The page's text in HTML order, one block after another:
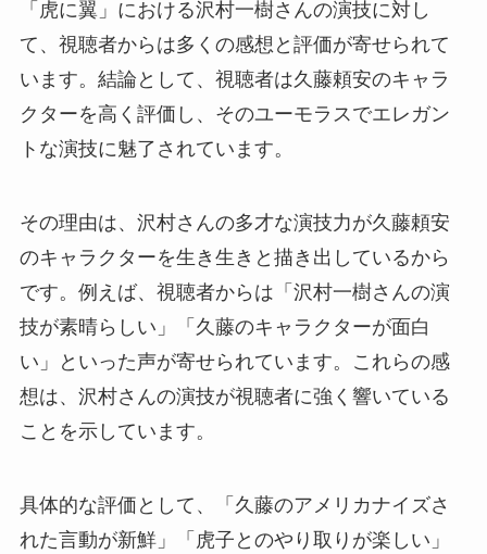
「虎に翼」における沢村一樹さんの演技に対し
て、視聴者からは多くの感想と評価が寄せられて
います。結論として、視聴者は久藤頼安のキャラ
クターを高く評価し、そのユーモラスでエレガン
トな演技に魅了されています。
その理由は、沢村さんの多才な演技力が久藤頼安
のキャラクターを生き生きと描き出しているから
です。例えば、視聴者からは「沢村一樹さんの演
技が素晴らしい」「久藤のキャラクターが面白
い」といった声が寄せられています。これらの感
想は、沢村さんの演技が視聴者に強く響いている
ことを示しています。
具体的な評価として、「久藤のアメリカナイズさ
れた言動が新鮮」「虎子とのやり取りが楽しい」